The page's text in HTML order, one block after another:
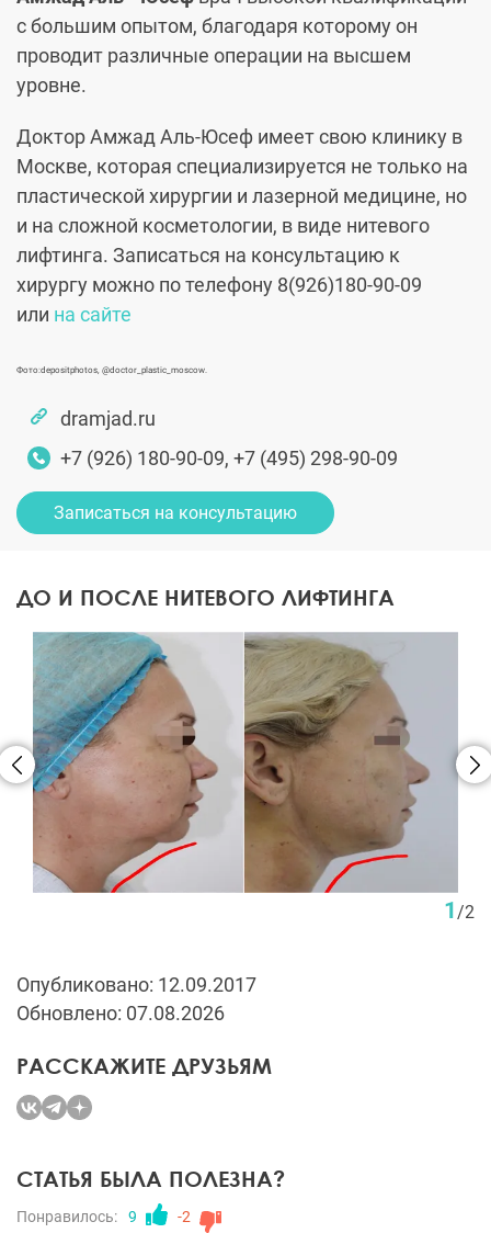
с большим опытом, благодаря которому он
проводит различные операции на высшем
уровне.
Доктор Амжад Аль-Юсеф имеет свою клинику в
Москве, которая специализируется не только на
пластической хирургии и лазерной медицине, но
и на сложной косметологии, в виде нитевого
лифтинга. Записаться на консультацию к
хирургу можно по телефону 8(926)180-90-09
или на сайте
Фото:depositphotos, @doctor_plastic_moscow.
dramjad.ru
+7 (926) 180-90-09, +7 (495) 298-90-09
Записаться на консультацию
ДО И ПОСЛЕ НИТЕВОГО ЛИФТИНГА
1/2
Опубликовано: 12.09.2017
Обновлено: 07.08.2026
РАССКАЖИТЕ ДРУЗЬЯМ
СТАТЬЯ БЫЛА ПОЛЕЗНА?
Понравилось: 9 -2